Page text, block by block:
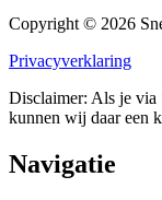
Copyright © 2026
Privacyverklaring
Disclaimer: Als je via
kunnen wij daar een
Navigatie